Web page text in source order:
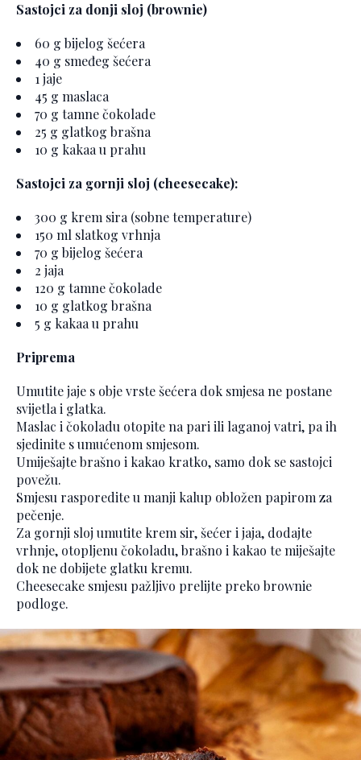
Sastojci za donji sloj (brownie)
60 g bijelog šećera
40 g smeđeg šećera
1 jaje
45 g maslaca
70 g tamne čokolade
25 g glatkog brašna
10 g kakaa u prahu
Sastojci za gornji sloj (cheesecake):
300 g krem sira (sobne temperature)
150 ml slatkog vrhnja
70 g bijelog šećera
2 jaja
120 g tamne čokolade
10 g glatkog brašna
5 g kakaa u prahu
Priprema
Umutite jaje s obje vrste šećera dok smjesa ne postane
svijetla i glatka.
Maslac i čokoladu otopite na pari ili laganoj vatri, pa ih
sjedinite s umućenom smjesom.
Umiješajte brašno i kakao kratko, samo dok se sastojci
povežu.
Smjesu rasporedite u manji kalup obložen papirom za
pečenje.
Za gornji sloj umutite krem sir, šećer i jaja, dodajte
vrhnje, otopljenu čokoladu, brašno i kakao te miješajte
dok ne dobijete glatku kremu.
Cheesecake smjesu pažljivo prelijte preko brownie
podloge.